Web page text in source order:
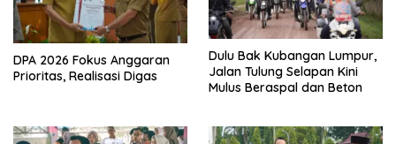
DPA 2026 Fokus Anggaran
Prioritas, Realisasi Digas
Dulu Bak Kubangan Lumpur,
Jalan Tulung Selapan Kini
Mulus Beraspal dan Beton